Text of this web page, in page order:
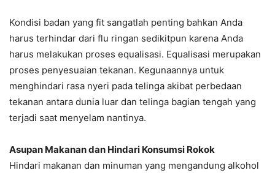
Kondisi badan yang fit sangatlah penting bahkan Anda
harus terhindar dari flu ringan sedikitpun karena Anda
harus melakukan proses equalisasi. Equalisasi merupakan
proses penyesuaian tekanan. Kegunaannya untuk
menghindari rasa nyeri pada telinga akibat perbedaan
tekanan antara dunia luar dan telinga bagian tengah yang
terjadi saat menyelam nantinya.
Asupan Makanan dan Hindari Konsumsi Rokok
Hindari makanan dan minuman yang mengandung alkohol